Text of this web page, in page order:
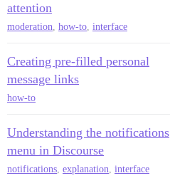
attention
moderation, how-to, interface
Creating pre-filled personal
message links
how-to
Understanding the notifications
menu in Discourse
notifications, explanation, interface